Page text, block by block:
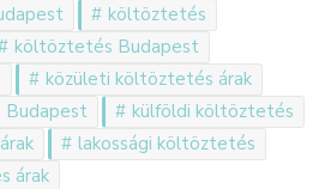
költöztetés
költöztetés Budapest
közületi költöztetés árak
külföldi költöztetés
lakossági költöztetés
árak